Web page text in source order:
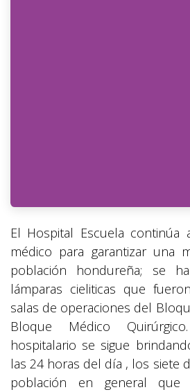
El Hospital Escuela continúa
médico para garantizar una
población hondureña; se
lámparas cieliticas que
salas de operaciones del
Bloque Médico
hospitalario se sigue
las 24 horas del día , los siete
población en general que